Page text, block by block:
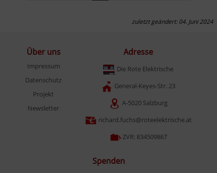
zuletzt geändert: 04. Juni 2024
Über uns
Impressum
Datenschutz
Projekt
Newsletter
Adresse
Die Rote Elektrische
General-Keyes-Str. 23
A-5020 Salzburg
richard.fuchs@roteelektrische.at
ZVR: 834509867
Spenden